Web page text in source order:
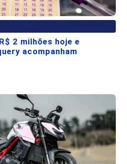
2 milhões hoje e
acompanham